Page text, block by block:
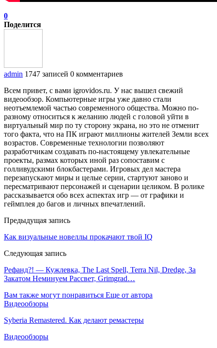
0
Поделится
admin 1747 записей 0 комментариев
Всем привет, с вами igrovidos.ru. У нас вышел свежий
видеообзор. Компьютерные игры уже давно стали
неотъемлемой частью современного общества. Можно по-
разному относиться к желанию людей с головой уйти в
виртуальный мир по ту сторону экрана, но это не отменит
того факта, что на ПК играют миллионы жителей Земли всех
возрастов. Современные технологии позволяют
разработчикам создавать по-настоящему увлекательные
проекты, размах которых иной раз сопоставим с
голливудскими блокбастерами. Игровых дел мастера
перезапускают миры и целые серии, стартуют заново и
пересматривают персонажей и сценарии целиком. В ролике
рассказывается обо всех аспектах игр — от графики и
геймплея до багов и личных впечатлений.
Предыдущая запись
Как визуальные новеллы прокачают твой IQ
Следующая запись
Рефанд?! — Кужлевка, The Last Spell, Terra Nil, Dredge, За
Закатом Неминуем Рассвет, Grimgrad…
Вам также могут понравиться Еще от автора
Видеообзоры
Syberia Remastered. Как делают ремастеры
Видеообзоры